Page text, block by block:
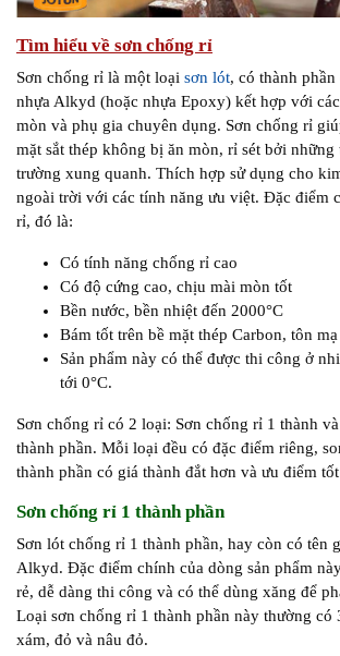
Tìm hiểu về sơn chống rỉ
Sơn chống rỉ là một loại sơn lót, có thành
nhựa Alkyd (hoặc nhựa Epoxy) kết hợp với
mòn và phụ gia chuyên dụng. Sơn chống rỉ
mặt sắt thép không bị ăn mòn, rỉ sét bởi những
trường xung quanh. Thích hợp sử dụng cho
ngoài trời với các tính năng ưu việt. Đặc điểm
rỉ, đó là:
Có tính năng chống rỉ cao
Có độ cứng cao, chịu mài mòn tốt
Bền nước, bền nhiệt đến 2000°C
Bám tốt trên bề mặt thép Carbon, tôn
Sản phẩm này có thể được thi công ở
tới 0°C.
Sơn chống rỉ có 2 loại: Sơn chống rỉ 1 thành
thành phần. Mỗi loại đều có đặc điểm riêng,
thành phần có giá thành đắt hơn và ưu điểm
Sơn chống rỉ 1 thành phần
Sơn lót chống rỉ 1 thành phần, hay còn có tên
Alkyd. Đặc điểm chính của dòng sản phẩm
rẻ, dễ dàng thi công và có thể dùng xăng để
Loại sơn chống rỉ 1 thành phần này thường có
xám, đỏ và nâu đỏ.